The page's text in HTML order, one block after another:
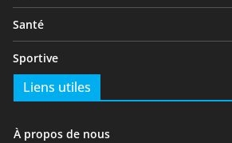
Santé
Sportive
Liens utiles
À propos de nous